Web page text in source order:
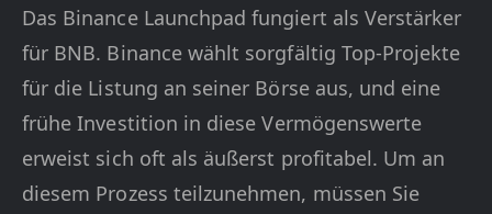
Das Binance Launchpad fungiert als Verstärker
für BNB. Binance wählt sorgfältig Top-Projekte
für die Listung an seiner Börse aus, und eine
frühe Investition in diese Vermögenswerte
erweist sich oft als äußerst profitabel. Um an
diesem Prozess teilzunehmen, müssen Sie